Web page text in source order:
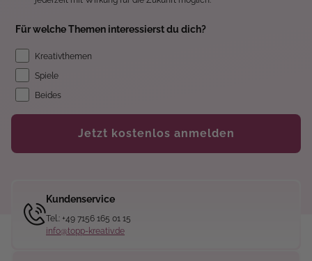
Für welche Themen interessierst du dich?
Kreativthemen
Spiele
Beides
Jetzt kostenlos anmelden
Kundenservice
Tel.: +49 7156 165 01 15
info@topp-kreativ.de